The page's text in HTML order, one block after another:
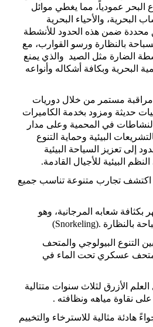
عمودياً، مما يغطي موائل
البحرية، والأحياء البحرية
ضمن هذه الحدود للأنشطة
بالنظارة ورسو القوارب، مع
الضارة مثل الصيد والذي يمنع
البحرية وبكافة أشكاله وأنواعه
مستمر من خلال دوريات
حديثة ومزود بخدمة الكاميرات
النشاطات في المحمية وعلى مدار
البيئية وحماية التنوع
إلى تعزيز السياحة البيئية
البيئية للأجيال القادمة.
اكتشف تجارب متنوعة تناسب جميع
شعابه المرجانية، وهو
بالنظارة (Snorkeling).
التنوع البيولوجي والمتحف
عسكري تحت الماء في
الأزرق لثلاث سنوات متتالية
.
هادئة مثالية للاسترخاء والتخييم